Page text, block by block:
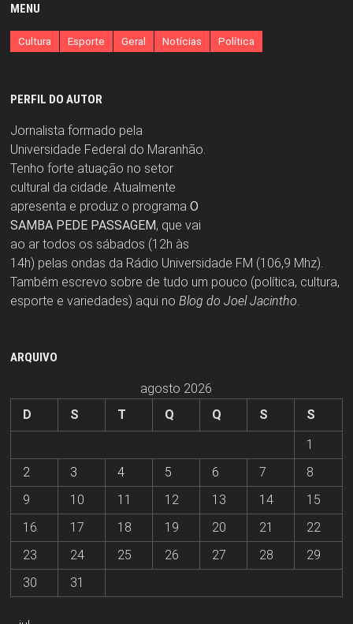
MENU
Cultura Esporte Geral Notícias Política
PERFIL DO AUTOR
Jornalista formado pela
Universidade Federal do Maranhão.
Tenho forte atuação no setor
cultural da cidade. Atualmente
apresenta e produz o programa O
SAMBA PEDE PASSAGEM, que vai
ao ar todos os sábados (12h às
14h) pelas ondas da Rádio Universidade FM (106,9 Mhz).
Também escrevo sobre de tudo um pouco (política, cultura,
esporte e variedades) aqui no Blog do Joel Jacintho
ARQUIVO
agosto 2026
D
S T Q Q S
S
1
2
3 4 5 6 7
8
9
10 11 12 13 14
15
16
17 18 19 20 21
22
23
24 25 26 27 28
29
30
31